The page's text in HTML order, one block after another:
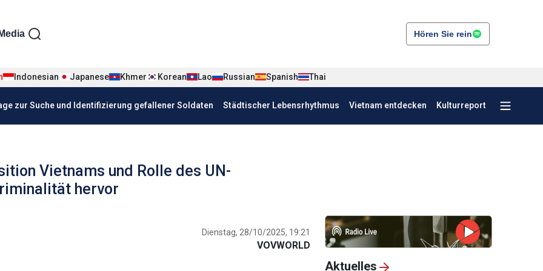
tiếng Đức
Media Hören Sie rein
Indonesian Japanese Khmer Korean Lao Russian Spanish Thai
zur Suche und Identifizierung gefallener Soldaten Städtischer Lebensrhythmus Vietnam entdecken Kulturreport
Vietnams und Rolle des UN-
hervor
Dienstag, 28/10/2025, 19:21
VOVWORLD
Aktuelles